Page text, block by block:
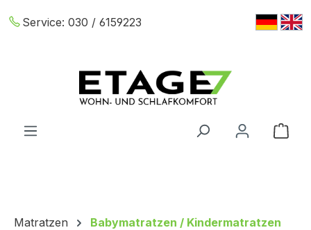
Zum Hauptinhalt springen
Service: 030 / 6159223
Matratzen Babymatratzen / Kindermatratzen